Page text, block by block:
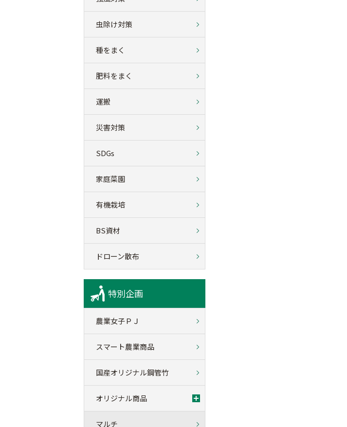
虫除け対策
種をまく
肥料をまく
運搬
災害対策
SDGs
家庭菜園
有機栽培
BS資材
ドローン散布
特別企画
農業女子ＰＪ
スマート農業商品
国産オリジナル鋼管竹
オリジナル商品
マルチ